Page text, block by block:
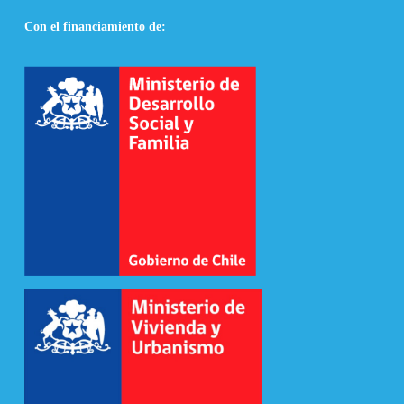
Con el financiamiento de: